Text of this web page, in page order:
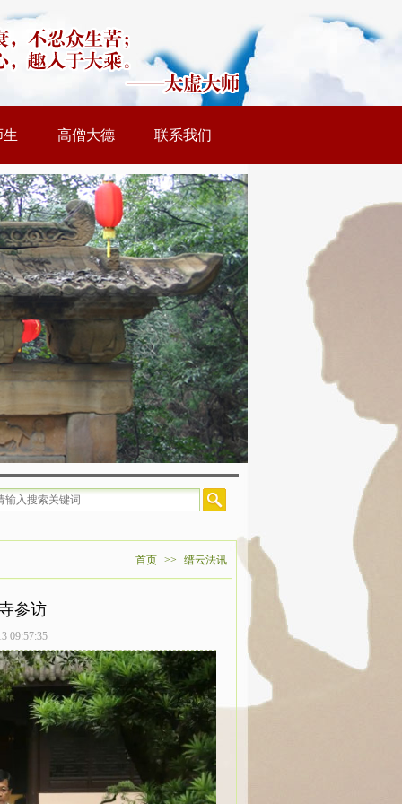
生 高僧大德 联系我们
首页 >> 缙云法讯
参访
09:57:35